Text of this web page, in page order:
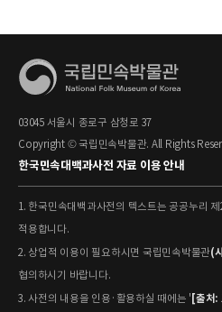
03045 서울시 종로구 삼청로 37
Copyright © 국립민속박물관. All Rights
한국민속대백과사전 자료 이용 안내
1. 한국민속대백과사전의 텍스트는 공공누리
적용합니다.
2. 상업적 이용이 필요하시면 국립민속박물관(
협의하시기 바랍니다.
3. 사전의 내용을 인용·활용하실 때에는 ' [출처: